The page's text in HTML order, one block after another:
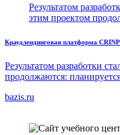
Результатом
этим проектом
Краудлендинговая платформа
Результатом разработки
продолжаются:
bazis.ru